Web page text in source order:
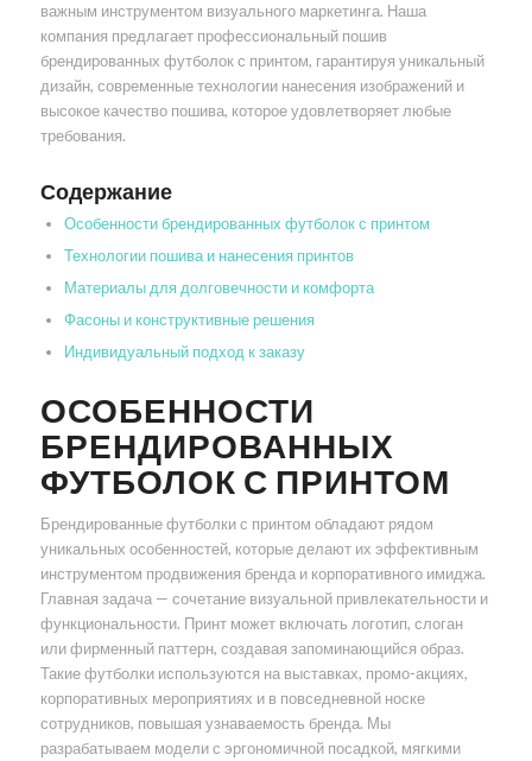
важным инструментом визуального маркетинга. Наша
компания предлагает профессиональный пошив
брендированных футболок с принтом, гарантируя уникальный
дизайн, современные технологии нанесения изображений и
высокое качество пошива, которое удовлетворяет любые
требования.
Содержание
Особенности брендированных футболок с принтом
Технологии пошива и нанесения принтов
Материалы для долговечности и комфорта
Фасоны и конструктивные решения
Индивидуальный подход к заказу
ОСОБЕННОСТИ
БРЕНДИРОВАННЫХ
ФУТБОЛОК С ПРИНТОМ
Брендированные футболки с принтом обладают рядом
уникальных особенностей, которые делают их эффективным
инструментом продвижения бренда и корпоративного имиджа.
Главная задача — сочетание визуальной привлекательности и
функциональности. Принт может включать логотип, слоган
или фирменный паттерн, создавая запоминающийся образ.
Такие футболки используются на выставках, промо-акциях,
корпоративных мероприятиях и в повседневной носке
сотрудников, повышая узнаваемость бренда. Мы
разрабатываем модели с эргономичной посадкой, мягкими